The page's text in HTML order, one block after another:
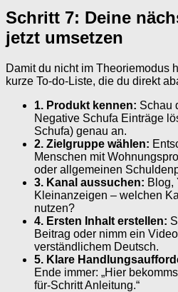
Schritt 7: Deine
jetzt umsetzen
Damit du nicht im Theoriemodus
kurze To-do-Liste, die du direkt
1. Produkt kennen: Schau
Negative Schufa Einträge
Schufa) genau an.
2. Zielgruppe wählen:
Menschen mit
oder allgemeinen
3. Kanal aussuchen: Blog,
Kleinanzeigen – welchen
nutzen?
4. Ersten Inhalt erstellen:
Beitrag oder nimm ein
verständlichem Deutsch.
5. Klare
Ende immer: „Hier
für-Schritt Anleitung.“